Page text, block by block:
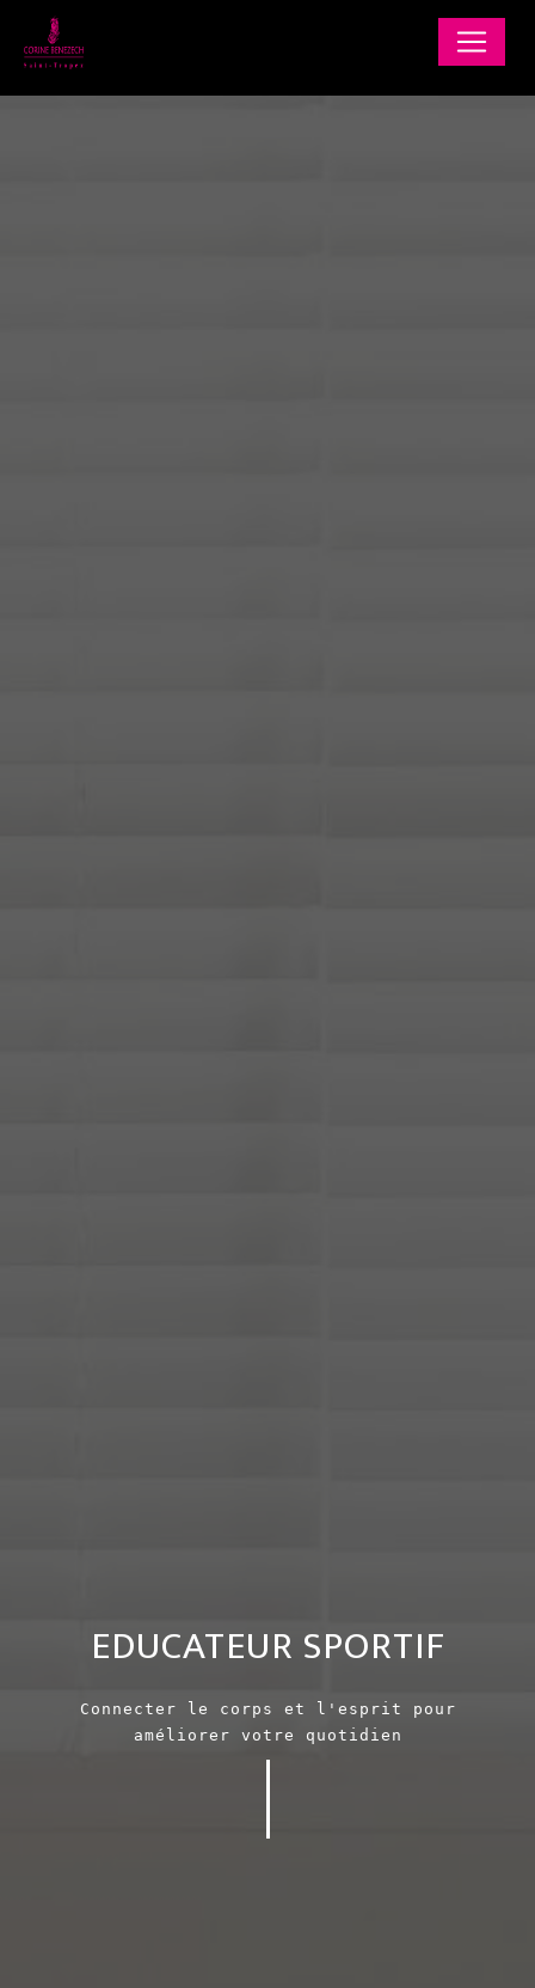
EDUCATEUR SPORTIF
Connecter le corps et l'esprit pour
améliorer votre quotidien
Panneau de gestion des cookies